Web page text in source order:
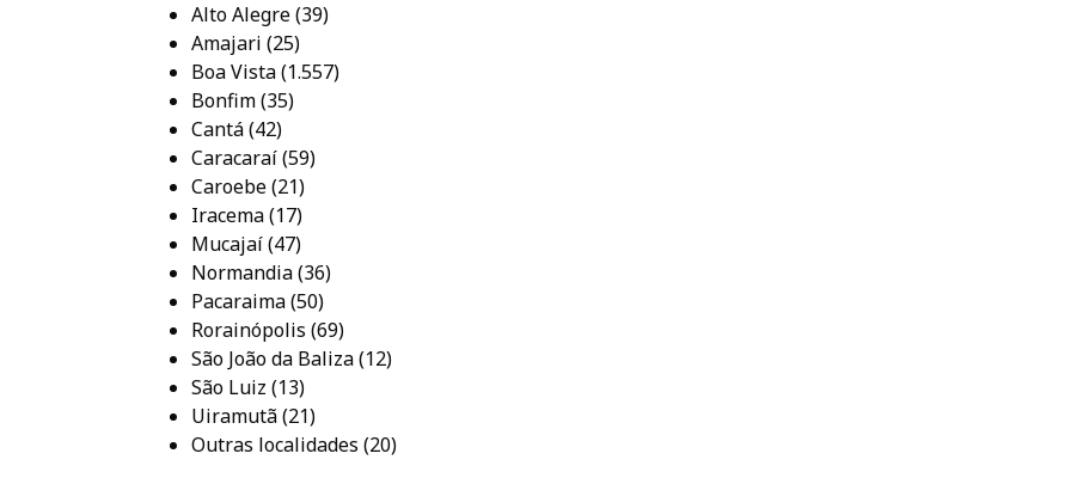
Alto Alegre (39)
Amajari (25)
Boa Vista (1.557)
Bonfim (35)
Cantá (42)
Caracaraí (59)
Caroebe (21)
Iracema (17)
Mucajaí (47)
Normandia (36)
Pacaraima (50)
Rorainópolis (69)
São João da Baliza (12)
São Luiz (13)
Uiramutã (21)
Outras localidades (20)